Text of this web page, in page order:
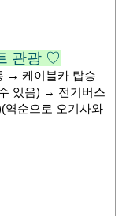
관광 ♡
→ 케이블카 탑승
있음) → 전기버스
역순으로 오기사와